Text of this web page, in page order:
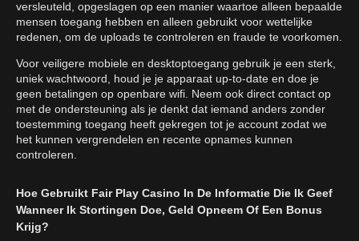
versleuteld, opgeslagen op een manier waartoe alleen bepaalde
mensen toegang hebben en alleen gebruikt voor wettelijke
redenen, om de uploads te controleren en fraude te voorkomen.
Voor veiligere mobiele en desktoptoegang gebruik je een sterk,
uniek wachtwoord, houd je je apparaat up-to-date en doe je
geen betalingen op openbare wifi. Neem ook direct contact op
met de ondersteuning als je denkt dat iemand anders zonder
toestemming toegang heeft gekregen tot je account zodat we
het kunnen vergrendelen en recente opnames kunnen
controleren.
Hoe Gebruikt Fair Play Casino In De Informatie Die Ik Geef
Wanneer Ik Stortingen Doe, Geld Opneem Of Een Bonus
Krijg?